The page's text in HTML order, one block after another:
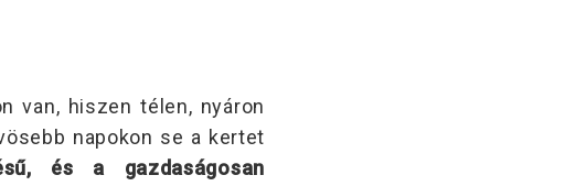
van, hiszen télen, nyáron
napokon se a kertet
és a gazdaságosan